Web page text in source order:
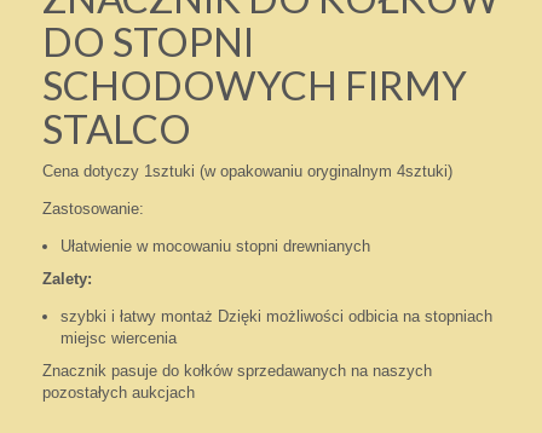
DO STOPNI
SCHODOWYCH FIRMY
STALCO
Cena dotyczy 1sztuki (w opakowaniu oryginalnym 4sztuki)
Zastosowanie:
Ułatwienie w mocowaniu stopni drewnianych
Zalety:
szybki i łatwy montaż Dzięki możliwości odbicia na stopniach
miejsc wiercenia
Znacznik pasuje do kołków sprzedawanych na naszych
pozostałych aukcjach